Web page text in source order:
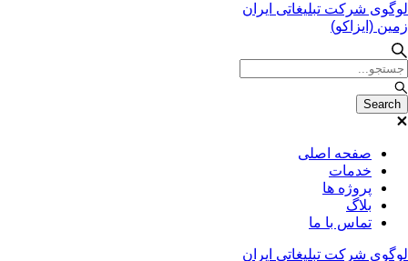
صفحه اصلی
خدمات
پروژه ها
بلاگ
تماس با ما